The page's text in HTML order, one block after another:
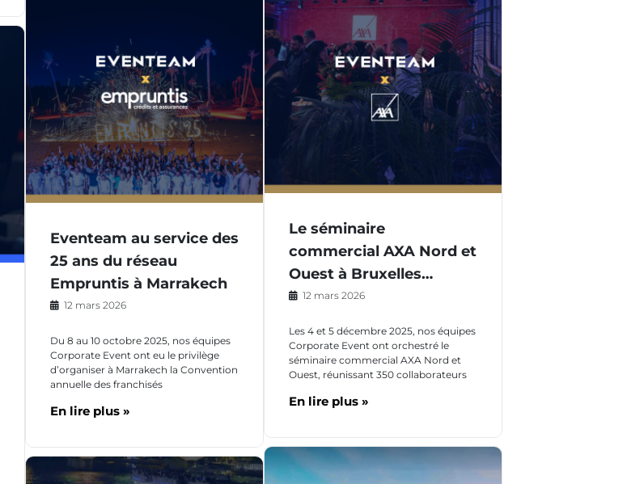
Le séminaire
commercial AXA Nord et
Ouest à Bruxelles…
12 mars 2026
Les 4 et 5 décembre 2025, nos équipes
Corporate Event ont orchestré le
séminaire commercial AXA Nord et
Ouest, réunissant 350 collaborateurs
En lire plus »
Eventeam au service des
25 ans du réseau
Empruntis à Marrakech
12 mars 2026
Du 8 au 10 octobre 2025, nos équipes
Corporate Event ont eu le privilège
d’organiser à Marrakech la Convention
annuelle des franchisés
En lire plus »